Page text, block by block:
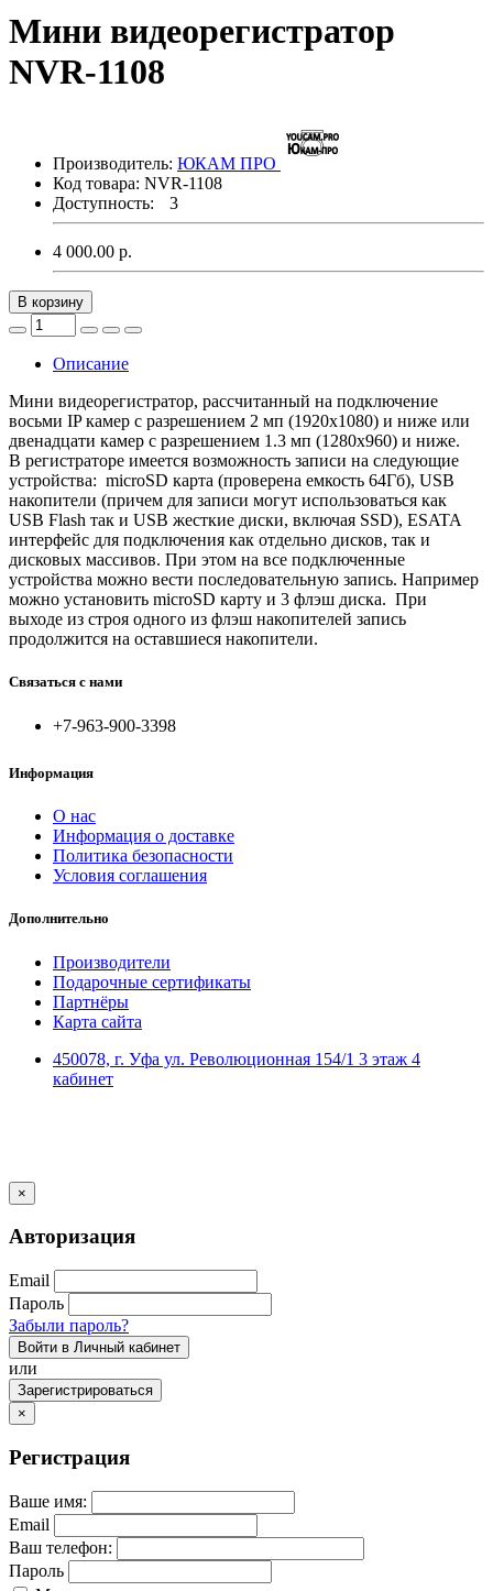
Мини видеорегистратор
NVR-1108
Производитель: ЮКАМ ПРО
Код товара: NVR-1108
Доступность:
3
4 000.00 р.
В корзину
Описание
Мини видеорегистратор, рассчитанный на подключение
восьми IP камер с разрешением 2 мп (1920х1080) и ниже или
двенадцати камер с разрешением 1.3 мп (1280х960) и ниже.
В регистраторе имеется возможность записи на следующие
устройства: microSD карта (проверена емкость 64Гб), USB
накопители (причем для записи могут использоваться как
USB Flash так и USB жесткие диски, включая SSD), ESATA
интерфейс для подключения как отдельно дисков, так и
дисковых массивов. При этом на все подключенные
устройства можно вести последовательную запись. Например
можно установить microSD карту и 3 флэш диска. При
выходе из строя одного из флэш накопителей запись
продолжится на оставшиеся накопители.
Связаться с нами
+7-963-900-3398
Информация
О нас
Информация о доставке
Политика безопасности
Условия соглашения
Дополнительно
Производители
Подарочные сертификаты
Партнёры
Карта сайта
450078, г. Уфа ул. Революционная 154/1 3 этаж 4
кабинет
×
Авторизация
Email
Пароль
Забыли пароль?
Войти в Личный кабинет
или
Зарегистрироваться
×
Регистрация
Ваше имя:
Email
Ваш телефон:
Пароль